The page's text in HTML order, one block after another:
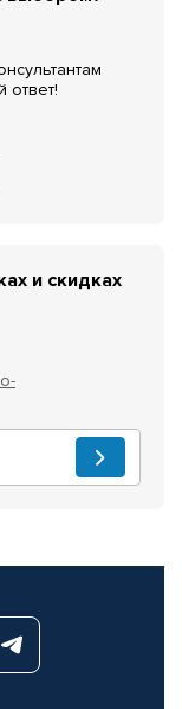
ответ!
и скидках